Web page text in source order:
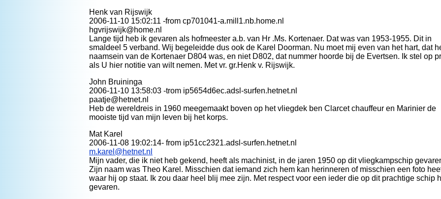
Henk van Rijswijk
2006-11-10 15:02:11 -from cp701041-a.mill1.nb.home.nl
hgvrijswijk@home.nl
Lange tijd heb ik gevaren als hofmeester a.b. van Hr .Ms. Kortenaer. Dat was van 1953-1955. Dit in
smaldeel 5 verband. Wij begeleidde dus ook de Karel Doorman. Nu moet mij even van het hart, dat
naamsein van de Kortenaer D804 was, en niet D802, dat nummer hoorde bij de Evertsen. Ik stel op
als U hier notitie van wilt nemen. Met vr. gr.Henk v. Rijswijk.
John Bruininga
2006-11-10 13:58:03 -trom ip5654d6ec.adsl-surfen.hetnet.nl
paatje@hetnet.nl
Heb de wereldreis in 1960 meegemaakt boven op het vliegdek ben Clarcet chauffeur en Marinier de
mooiste tijd van mijn leven bij het korps.
Mat Karel
2006-11-08 19:02:14- from ip51cc2321.adsl-surfen.hetnet.nl
m.karel@hetnet.nl
Mijn vader, die ik niet heb gekend, heeft als machinist, in de jaren 1950 op dit vliegkampschip
Zijn naam was Theo Karel. Misschien dat iemand zich hem kan herinneren of misschien een foto
waar hij op staat. Ik zou daar heel blij mee zijn. Met respect voor een ieder die op dit prachtige schip
gevaren.